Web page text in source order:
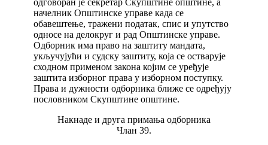
одговоран је секретар Скупштине општине, а
начелник Општинске управе када се
обавештење, тражени податак, спис и упутство
односе на делокруг и рад Општинске управе.
Одборник има право на заштиту мандата,
укључујући и судску заштиту, која се остварује
сходном применом закона којим се уређује
заштита изборног права у изборном поступку.
Права и дужности одборника ближе се одређују
пословником Скупштине општине.
Накнаде и друга примања одборника
Члан 39.